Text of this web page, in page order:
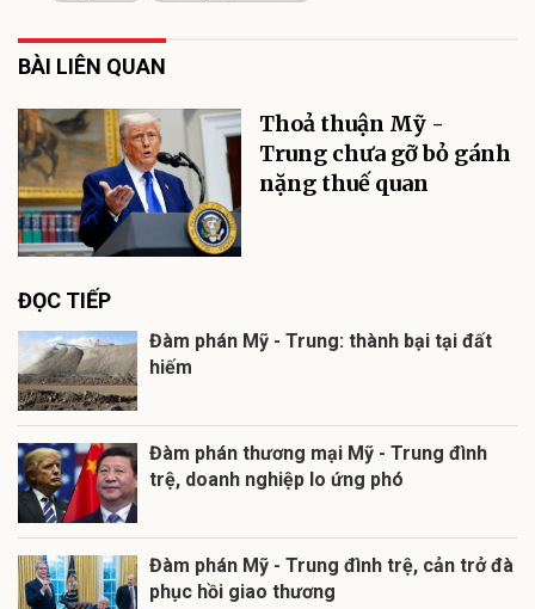
BÀI LIÊN QUAN
Thoả thuận Mỹ -
Trung chưa gỡ bỏ gánh
nặng thuế quan
ĐỌC TIẾP
Đàm phán Mỹ - Trung: thành bại tại đất
hiếm
Đàm phán thương mại Mỹ - Trung đình
trệ, doanh nghiệp lo ứng phó
Đàm phán Mỹ - Trung đình trệ, cản trở đà
phục hồi giao thương